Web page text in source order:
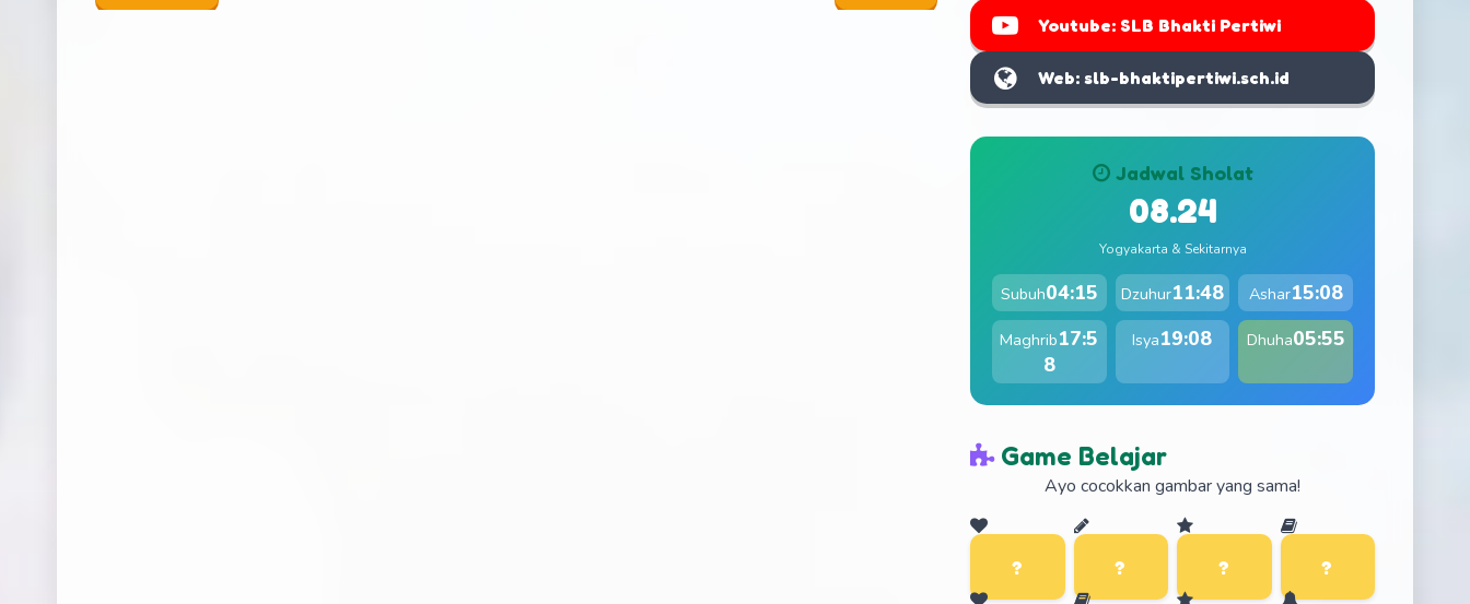
Youtube: SLB Bhakti Pertiwi
Web: slb-bhaktipertiwi.sch.id
Jadwal Sholat
08.24
Yogyakarta & Sekitarnya
Subuh04:15 Dzuhur11:48 Ashar15:08
Maghrib17:5
8
Isya19:08 Dhuha05:55
Game Belajar
Ayo cocokkan gambar yang sama!